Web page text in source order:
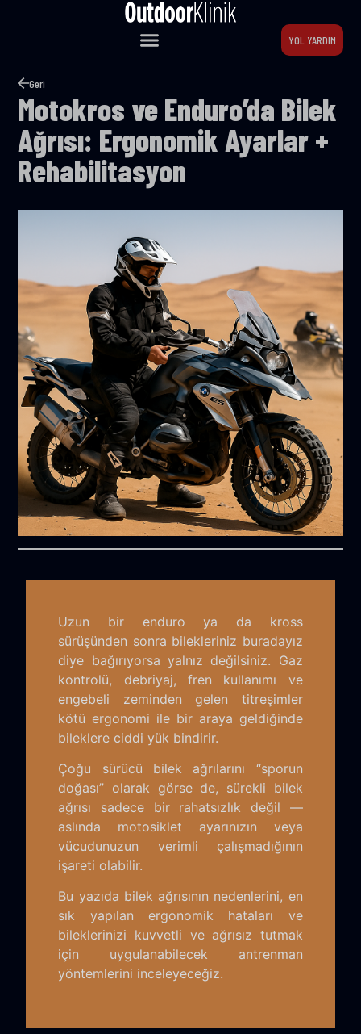
YOL YARDIM
Geri
Motokros ve Enduro’da Bilek
Ağrısı: Ergonomik Ayarlar +
Rehabilitasyon
Uzun bir enduro ya da kross
sürüşünden sonra bilekleriniz buradayız
diye bağırıyorsa yalnız değilsiniz. Gaz
kontrolü, debriyaj, fren kullanımı ve
engebeli zeminden gelen titreşimler
kötü ergonomi ile bir araya geldiğinde
bileklere ciddi yük bindirir.
Çoğu sürücü bilek ağrılarını “sporun
doğası” olarak görse de, sürekli bilek
ağrısı sadece bir rahatsızlık değil —
aslında motosiklet ayarınızın veya
vücudunuzun verimli çalışmadığının
işareti olabilir.
Bu yazıda bilek ağrısının nedenlerini, en
sık yapılan ergonomik hataları ve
bileklerinizi kuvvetli ve ağrısız tutmak
için uygulanabilecek antrenman
yöntemlerini inceleyeceğiz.